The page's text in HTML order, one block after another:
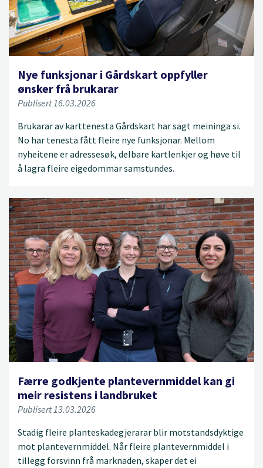
Nye funksjonar i Gårdskart oppfyller
ønsker frå brukarar
Publisert 16.03.2026
Brukarar av karttenesta Gårdskart har sagt meininga si.
No har tenesta fått fleire nye funksjonar. Mellom
nyheitene er adressesøk, delbare kartlenkjer og høve til
å lagra fleire eigedommar samstundes.
Færre godkjente plantevernmiddel kan gi
meir resistens i landbruket
Publisert 13.03.2026
Stadig fleire planteskadegjerarar blir motstandsdyktige
mot plantevernmiddel. Når fleire plantevernmiddel i
tillegg forsvinn frå marknaden, skaper det ei